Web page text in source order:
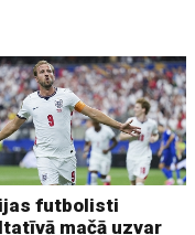
futbolisti
mačā uzvar